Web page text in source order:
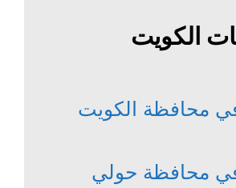
الكويت
محافظة الكويت
محافظة حولي